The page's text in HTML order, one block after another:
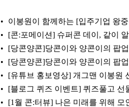
이봉원이 함께하는 [입주기업 왕
[콘:포메이션] 슈퍼콘 데이, 같이
[당콘양콘]당콘이와 양콘이의 팝
[당콘양콘]당콘이와 양콘이의 팝
[유튜브 홍보영상] 개그맨 이봉원
[블로그 퀴즈 이벤트] 퀴즈풀고
[1월 콘:터뷰] 나은 미래를 위해